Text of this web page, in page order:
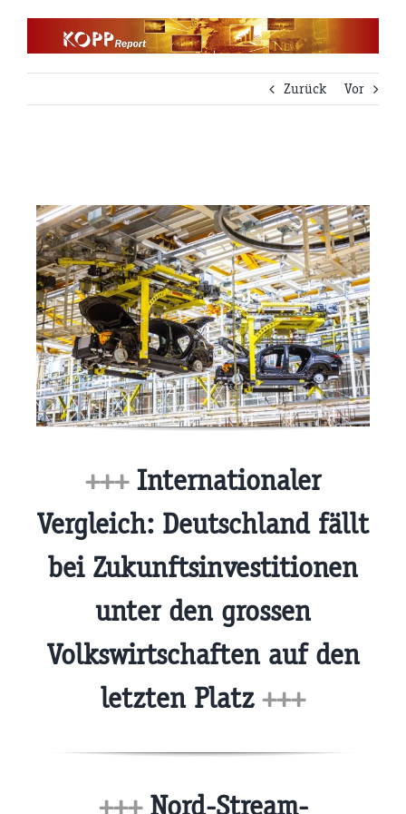
Zurück
Vor
+++Internationaler
Vergleich: Deutschland fällt
bei Zukunftsinvestitionen
unter den grossen
Volkswirtschaften auf den
letzten Platz +++
+++Nord-Stream-